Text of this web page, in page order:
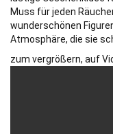
Muss für jeden
wunderschönen
Atmosphäre, die sie
zum vergrößern, auf